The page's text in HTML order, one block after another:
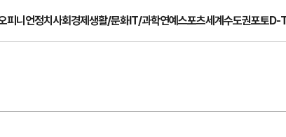
피니언정치사회경제생활/문화IT/과학연예스포츠세계수도권포토D-